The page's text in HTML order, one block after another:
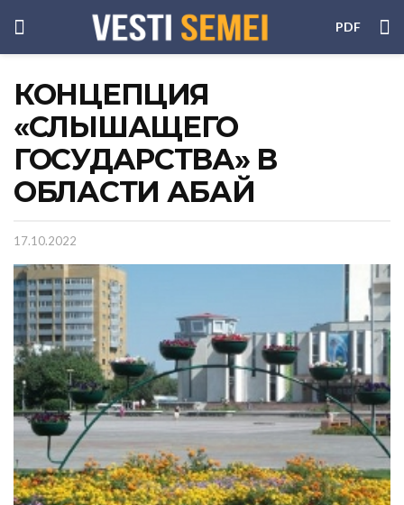
PDF
КОНЦЕПЦИЯ
«СЛЫШАЩЕГО
ГОСУДАРСТВА» В
ОБЛАСТИ АБАЙ
17.10.2022